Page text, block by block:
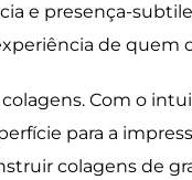
e presença-
de quem
Com o
para a
colagens de